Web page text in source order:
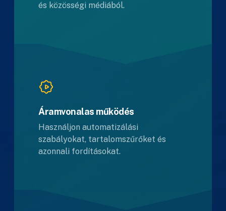
és közösségi médiából.
Áramvonalas működés
Használjon automatizálási
szabályokat, tartalomszűrőket és
azonnali fordításokat.